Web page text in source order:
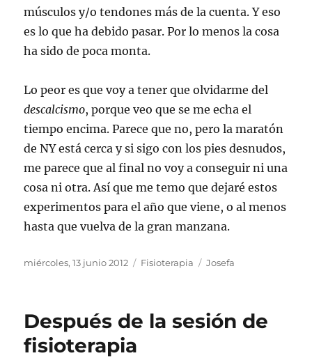
músculos y/o tendones más de la cuenta. Y eso
es lo que ha debido pasar. Por lo menos la cosa
ha sido de poca monta.
Lo peor es que voy a tener que olvidarme del
descalcismo, porque veo que se me echa el
tiempo encima. Parece que no, pero la maratón
de NY está cerca y si sigo con los pies desnudos,
me parece que al final no voy a conseguir ni una
cosa ni otra. Así que me temo que dejaré estos
experimentos para el año que viene, o al menos
hasta que vuelva de la gran manzana.
Publicado
miércoles, 13 junio 2012 Categorías
Fisioterapia Etiquetas
Josefa
Después de la sesión de
fisioterapia